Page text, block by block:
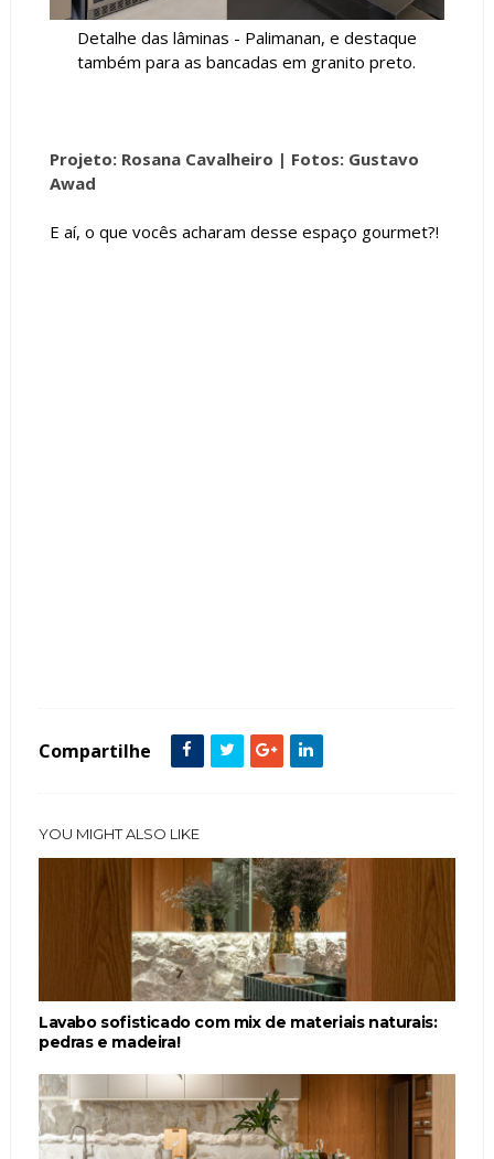
Detalhe das lâminas - Palimanan, e destaque
também para as bancadas em granito preto.
Projeto: Rosana Cavalheiro | Fotos: Gustavo
Awad
E aí, o que vocês acharam desse espaço gourmet?!
Compartilhe
YOU MIGHT ALSO LIKE
Lavabo sofisticado com mix de materiais naturais:
pedras e madeira!